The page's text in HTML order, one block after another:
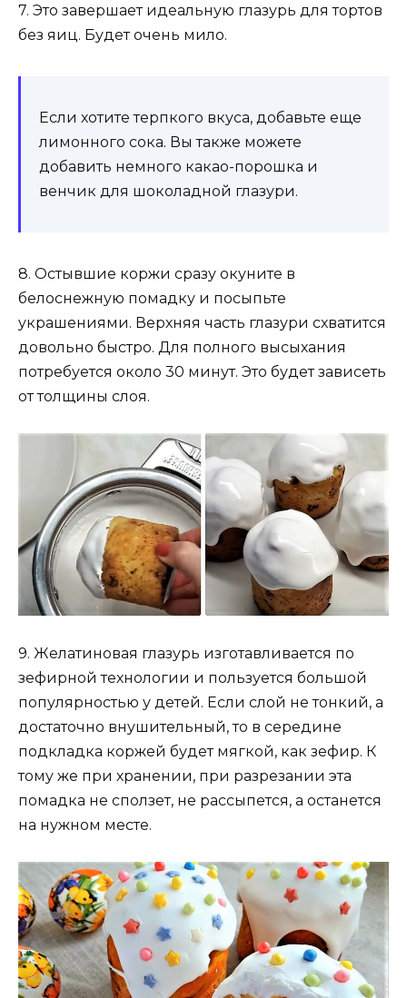
7. Это завершает идеальную глазурь для тортов
без яиц. Будет очень мило.
Если хотите терпкого вкуса, добавьте еще
лимонного сока. Вы также можете
добавить немного какао-порошка и
венчик для шоколадной глазури.
8. Остывшие коржи сразу окуните в
белоснежную помадку и посыпьте
украшениями. Верхняя часть глазури схватится
довольно быстро. Для полного высыхания
потребуется около 30 минут. Это будет зависеть
от толщины слоя.
9. Желатиновая глазурь изготавливается по
зефирной технологии и пользуется большой
популярностью у детей. Если слой не тонкий, а
достаточно внушительный, то в середине
подкладка коржей будет мягкой, как зефир. К
тому же при хранении, при разрезании эта
помадка не сползет, не рассыпется, а останется
на нужном месте.